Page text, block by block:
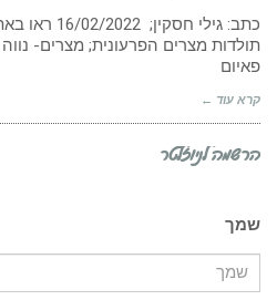
כתב: גילי
תולדות מצרים הפרעונית; מצרים-
פאיום
קרא עוד ←
הרשמה לניוזלטר
שמך